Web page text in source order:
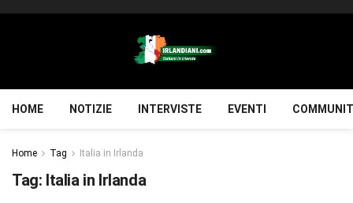
HOME NOTIZIE INTERVISTE EVENTI
Home Tag Italia in Irlanda
Tag: Italia in Irlanda